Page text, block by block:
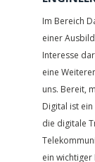
Im Bereich
einer
Interesse
eine
uns. Bereit,
Digital ist
die digitale
ein wichtiger